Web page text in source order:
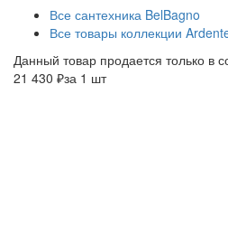
Все сантехника BelBagno
Все товары коллекции
Данный товар продается только в
21 430 ₽за 1 шт